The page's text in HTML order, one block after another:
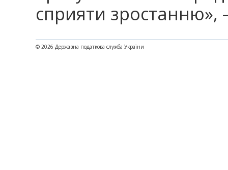
сприяти зростанню»,
© 2026 Державна податкова служба України